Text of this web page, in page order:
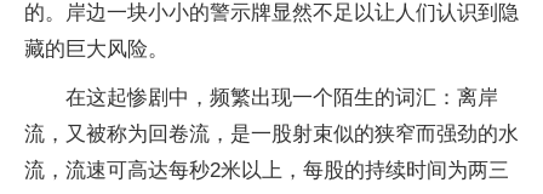
的。岸边一块小小的警示牌显然不足以让人们认识到隐
藏的巨大风险。
在这起惨剧中，频繁出现一个陌生的词汇：离岸
流，又被称为回卷流，是一股射束似的狭窄而强劲的水
流，流速可高达每秒2米以上，每股的持续时间为两三